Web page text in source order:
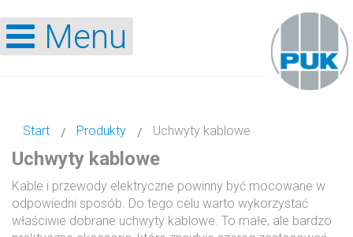
Menu
Start Produkty Uchwyty kablowe
Uchwyty kablowe
Kable i przewody elektryczne powinny być mocowane w
odpowiedni sposób. Do tego celu warto wykorzystać
właściwie dobrane uchwyty kablowe. To małe, ale bardzo